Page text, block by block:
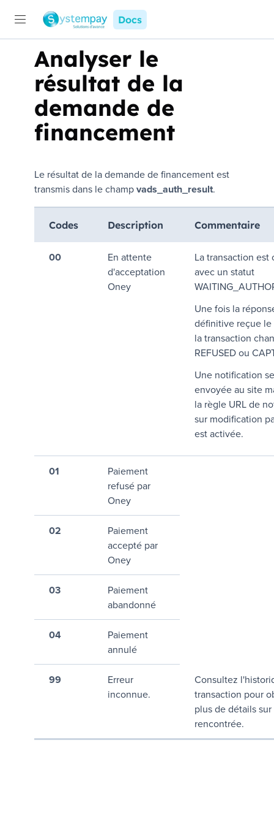
Docs
Analyser le
résultat de la
demande de
financement
Le résultat de la demande de financement est
transmis dans le champvads_auth_result.
Codes Description Commentaire
00
En attente
d'acceptation
Oney
La transaction est
avec un statut
Une fois la
définitive reçue le
la transaction
REFUSED ou
Une notification
envoyée au site
la règle URL de
sur modification
est activée.
01
Paiement
refusé par
Oney
02
Paiement
accepté par
Oney
03
Paiement
abandonné
04
Paiement
annulé
99
Erreur
inconnue.
Consultez
transaction pour
plus de détails
rencontrée.